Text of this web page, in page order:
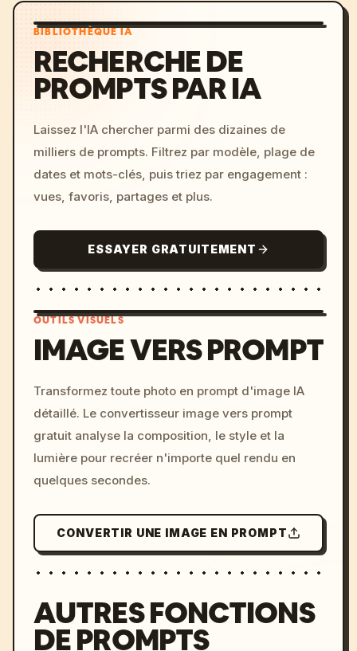
BIBLIOTHÈQUE IA
RECHERCHE DE
PROMPTS PAR IA
Laissez l'IA chercher parmi des dizaines de
milliers de prompts. Filtrez par modèle, plage de
dates et mots-clés, puis triez par engagement :
vues, favoris, partages et plus.
ESSAYER GRATUITEMENT
c, cyberpunk sunset, neon
colors, 8k --v 6.0
OUTILS VISUELS
IMAGE VERS PROMPT
Transformez toute photo en prompt d'image IA
détaillé. Le convertisseur image vers prompt
gratuit analyse la composition, le style et la
lumière pour recréer n'importe quel rendu en
quelques secondes.
CONVERTIR UNE IMAGE EN PROMPT
AUTRES FONCTIONS
DE PROMPTS